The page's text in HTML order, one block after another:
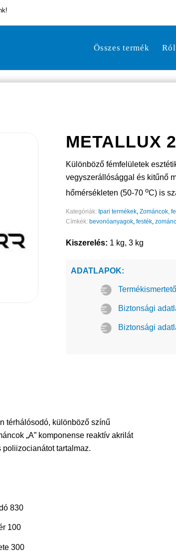
Összes termék
METALLUX
Különböző fémfelületek
vegyszerállósággal és kitűnő
hőmérsékleten (50-70oC) is
Kategóriák: Ipari termékek,Zománcok,
Címkék: bevonóanyagok,festék,
Kiszerelés: 1 kg, 3 kg
ADATLAPOK:
Termékismertető
Biztonsági
Biztonsági
térhálósodó, különböző színű
„A” komponense reaktív akrilát
poliizocianátot tartalmaz.
830
100
300